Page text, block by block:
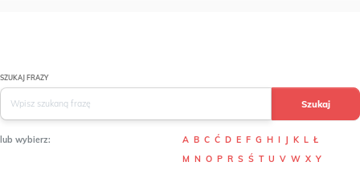
SZUKAJ FRAZY
lub wybierz: A B C Ć D E F G H I J K L Ł
M N O P R S Ś T U V W X Y